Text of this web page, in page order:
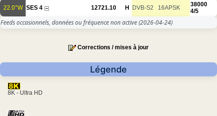
22.0°W SES 4 12721.10 H DVB-S2 16APSK
38000
4/5
Feeds occasionnels, données ou fréquence non active(2026-04-24)
Corrections / mises à jour
Légende
8K - Ultra HD